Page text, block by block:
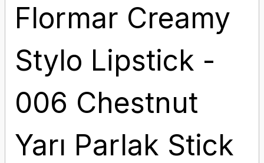
Flormar Creamy
Stylo Lipstick -
006 Chestnut
Yarı Parlak Stick